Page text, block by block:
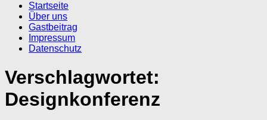
Startseite
Über uns
Gastbeitrag
Impressum
Datenschutz
Verschlagwortet:
Designkonferenz